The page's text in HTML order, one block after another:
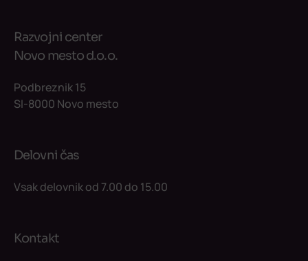
Razvojni center
Novo mesto d.o.o.
Podbreznik 15
SI-8000 Novo mesto
Delovni čas
Vsak delovnik od 7.00 do 15.00
Kontakt